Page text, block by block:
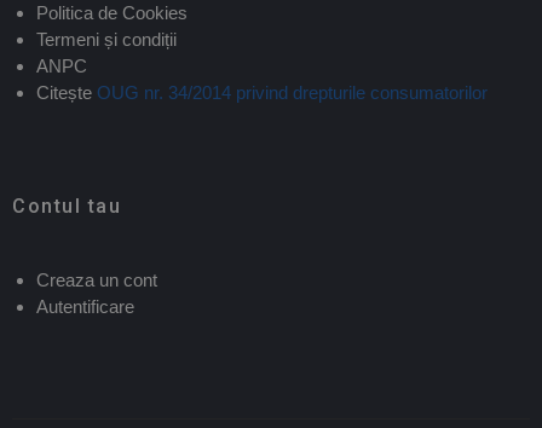
Politica de Cookies
Termeni și condiții
ANPC
Citește OUG nr. 34/2014 privind drepturile consumatorilor
Contul tau
Creaza un cont
Autentificare